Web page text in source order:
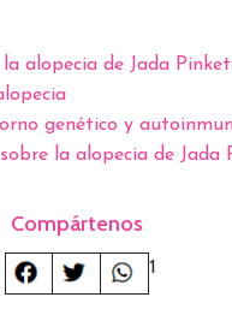
la alopecia de Jada
genético y
la alopecia de Jada
Compártenos
1